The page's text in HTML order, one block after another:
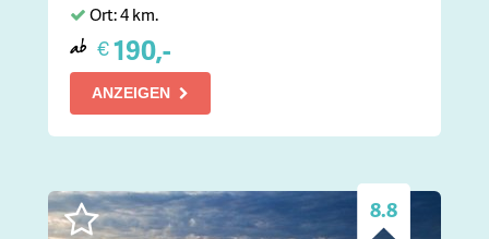
Ort: 4 km.
ab €190,-
ANZEIGEN
8.8